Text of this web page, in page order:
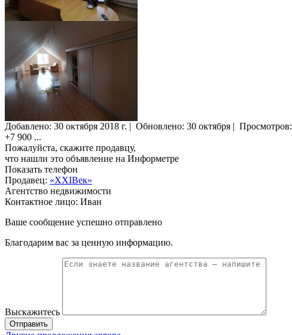
Добавлено: 30 октября 2018 г. | Обновлено: 30 октября | Просмотров:
+7 900 ...
Пожалуйста, скажите продавцу,
что нашли это объявление на Информетре
Показать телефон
Продавец: «XXIВек»
Агентство недвижимости
Контактное лицо: Иван
Ваше сообщение успешно отправлено
Благодарим вас за ценную информацию.
Выскажитесь
Отправить